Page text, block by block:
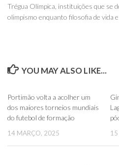
Trégua Olímpica, instituições que se
olimpismo enquanto filosofia de vida e
YOU MAY ALSO LIKE...
Portimão volta a acolher um
dos maiores torneios mundiais
do futebol de formação
14 MARÇO, 2025